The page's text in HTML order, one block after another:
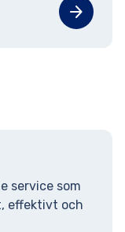
arrow_forward
service som
effektivt och